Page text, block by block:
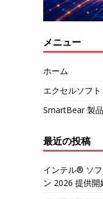
メニュー
ホーム
エクセルソフ
SmartBear 製
最近の投稿
インテル® ソ
ン 2026 提供開